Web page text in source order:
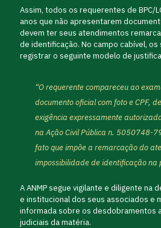
Assim, todos os requerentes de BPC/
anos que não apresentarem
devem ter seus atendimentos
de identificação. No campo cabível,
registrar o seguinte modelo de
“O requerente compareceu ao
documento oficial com foto e CPF,
exigência expressamente
na Ação Civil Pública n. 5050748-
fato que impõe a remarcação do
impossibilidade de identificação na
A ANMP segue vigilante e diligente na
e institucional dos seus associados e
informada sobre os desdobramentos
judiciais da matéria.